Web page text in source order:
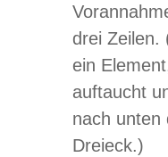
drei Zei­len.
ein
auf­taucht
nach unten
Dreieck.)